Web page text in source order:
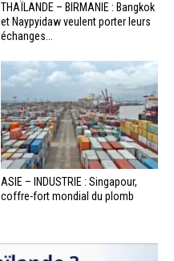
THAÏLANDE – BIRMANIE : Bangkok
et Naypyidaw veulent porter leurs
échanges...
ASIE – INDUSTRIE : Singapour,
coffre-fort mondial du plomb